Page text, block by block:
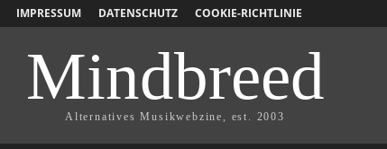
IMPRESSUM DATENSCHUTZ COOKIE-RICHTLINIE
Mindbreed
Alternatives Musikwebzine, est. 2003